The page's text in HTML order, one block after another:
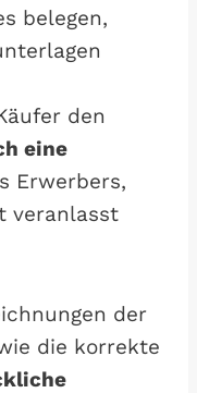
belegen,
den
eine
Erwerbers,
veranlasst
der
die korrekte